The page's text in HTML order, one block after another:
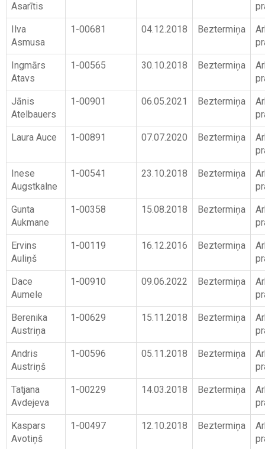
Asarītis
Ilva
Asmusa
1-00681 04.12.2018 Beztermiņa
Ingmārs
Atavs
1-00565 30.10.2018 Beztermiņa
Jānis
Atelbauers
1-00901 06.05.2021 Beztermiņa
Laura Auce 1-00891 07.07.2020 Beztermiņa
Inese
Augstkalne
1-00541 23.10.2018 Beztermiņa
Gunta
Aukmane
1-00358 15.08.2018 Beztermiņa
Ervins
Auliņš
1-00119 16.12.2016 Beztermiņa
Dace
Aumele
1-00910 09.06.2022 Beztermiņa
Berenika
Austriņa
1-00629 15.11.2018 Beztermiņa
Andris
Austriņš
1-00596 05.11.2018 Beztermiņa
Tatjana
Avdejeva
1-00229 14.03.2018 Beztermiņa
Kaspars
Avotiņš
1-00497 12.10.2018 Beztermiņa